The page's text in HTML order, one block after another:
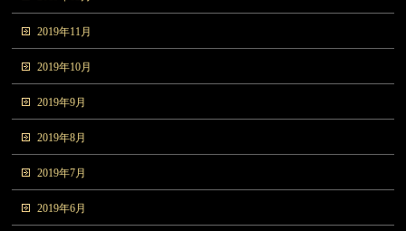
2019年11月
2019年10月
2019年9月
2019年8月
2019年7月
2019年6月